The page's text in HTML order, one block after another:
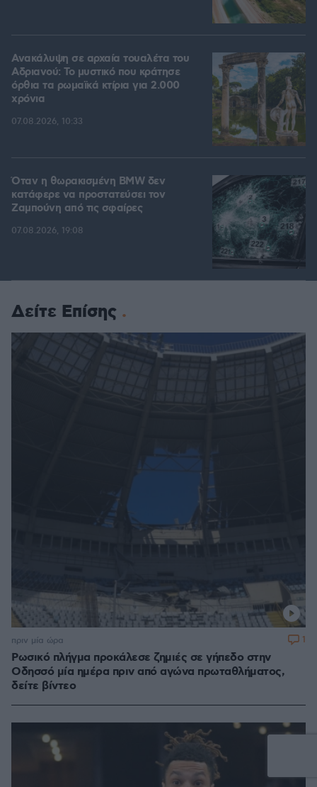
Ανακάλυψη σε αρχαία τουαλέτα του
Αδριανού: Το μυστικό που κράτησε
όρθια τα ρωμαϊκά κτίρια για 2.000
χρόνια
07.08.2026, 10:33
Όταν η θωρακισμένη BMW δεν
κατάφερε να προστατεύσει τον
Ζαμπούνη από τις σφαίρες
07.08.2026, 19:08
Δείτε Επίσης
Ρωσικό πλήγμα προκάλεσε ζημιές σε γήπεδο στην
Οδησσό μία ημέρα πριν από αγώνα πρωταθλήματος,
δείτε βίντεο
πριν μία ώρα 1